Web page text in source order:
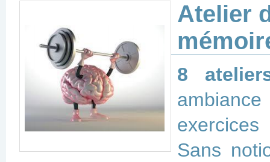
Atelier
8
Sans